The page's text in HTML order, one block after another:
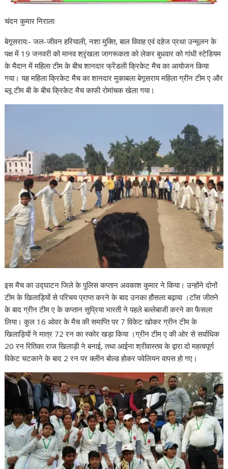
चंदन कुमार निराला
बेगूसराय:- जल-जीवन हरियाली, नशा मुक्ति, बाल विवाह एवं दहेज प्रथा उन्मूलन के
पक्ष में 19 जनवरी को मानव श्रृंखला जागरूकता को लेकर बुधवार को गांधी स्टेडियम
के मैदान में महिला टीम के बीच शानदार फ्रेंडली क्रिकेट मैच का आयोजन किया
गया। यह महिला क्रिकेट मैच का शानदार मुकाबला बेगूसराय महिला ग्रीन टीम ए और
ब्लू टीम बी के बीच क्रिकेट मैच काफी रोमांचक खेला गया।
इस मैच का उद्घाटन जिले के पुलिस कप्तान अवकाश कुमार ने किया। उन्होंने दोनों
टीम के खिलाड़ियों से परिचय प्राप्त करने के बाद उनका हौसला बढ़ाया ।टॉस जीतने
के बाद ग्रीन टीम ए के कप्तान सुप्रिया भारती ने पहले बल्लेबाजी करने का फैसला
लिया। कुल 16 ओवर के मैच की समाप्ति पर 7 विकेट खोकर ग्रीन टीम के
खिलाड़ियों ने मात्र 72 रन का स्कोर खड़ा किया ।ग्रीन टीम ए की ओर से सर्वाधिक
20 रन रितिका राज खिलाड़ी ने बनाई, तथा आईना श्रीवास्तव के द्वारा दो महत्वपूर्ण
विकेट चटकाने के बाद 2 रन पर क्लीन बोल्ड होकर पवेलियन वापस हो गए।